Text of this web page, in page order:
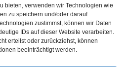
bieten, verwenden wir Technologien wie
zu speichern und/oder darauf
zustimmst, können wir Daten
IDs auf dieser Website verarbeiten.
erteilst oder zurückziehst, können
beeinträchtigt werden.
BERATUNG